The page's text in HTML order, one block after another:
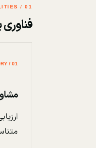
01 / CAPABILITIES
فناوری
01 / ADVISORY